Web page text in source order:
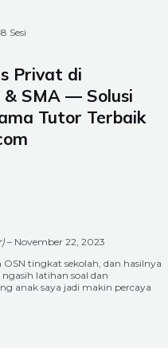
Sesi
Privat di
& SMA — Solusi
Tutor Terbaik
– November 22, 2023
tingkat sekolah, dan hasilnya
latihan soal dan
anak saya jadi makin percaya